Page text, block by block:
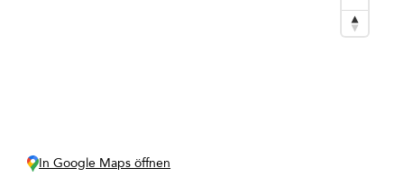
In Google Maps öffnen